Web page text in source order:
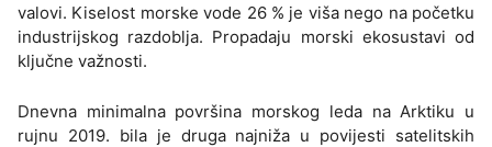
valovi. Kiselost morske vode 26 % je viša nego na početku
industrijskog razdoblja. Propadaju morski ekosustavi od
ključne važnosti.
Dnevna minimalna površina morskog leda na Arktiku u
rujnu 2019. bila je druga najniža u povijesti satelitskih